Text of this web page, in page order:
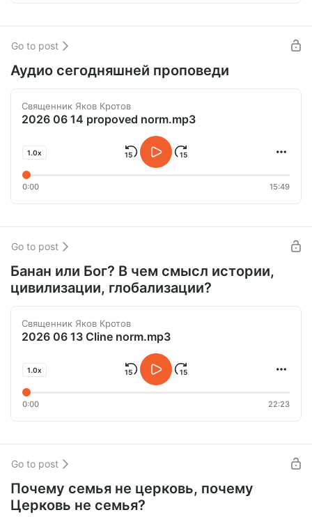
Go to post
Аудио сегодняшней проповеди
Священник Яков Кротов
2026 06 14 propoved norm.mp3
1.0x
0:00 15:49
Go to post
Банан или Бог? В чем смысл истории,
цивилизации, глобализации?
Священник Яков Кротов
2026 06 13 Cline norm.mp3
1.0x
0:00 22:23
Go to post
Почему семья не церковь, почему
Церковь не семья?